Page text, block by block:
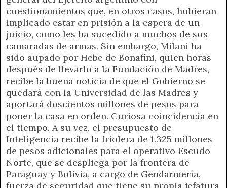
cuestionamientos que, en otros casos, hubieran
implicado estar en prisión a la espera de un
juicio, como les ha sucedido a muchos de sus
camaradas de armas. Sin embargo, Milani ha
sido aupado por Hebe de Bonafini, quien horas
después de llevarlo a la Fundación de Madres,
recibe la buena noticia de que el Gobierno se
quedará con la Universidad de las Madres y
aportará doscientos millones de pesos para
poner la casa en orden. Curiosa coincidencia en
el tiempo. A su vez, el presupuesto de
Inteligencia recibe la friolera de 1.325 millones
de pesos adicionales para el operativo Escudo
Norte, que se despliega por la frontera de
Paraguay y Bolivia, a cargo de Gendarmería,
fuerza de seguridad que tiene su propia jefatura